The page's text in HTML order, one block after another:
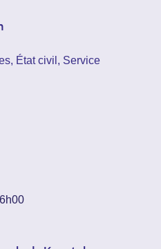
État civil, Service